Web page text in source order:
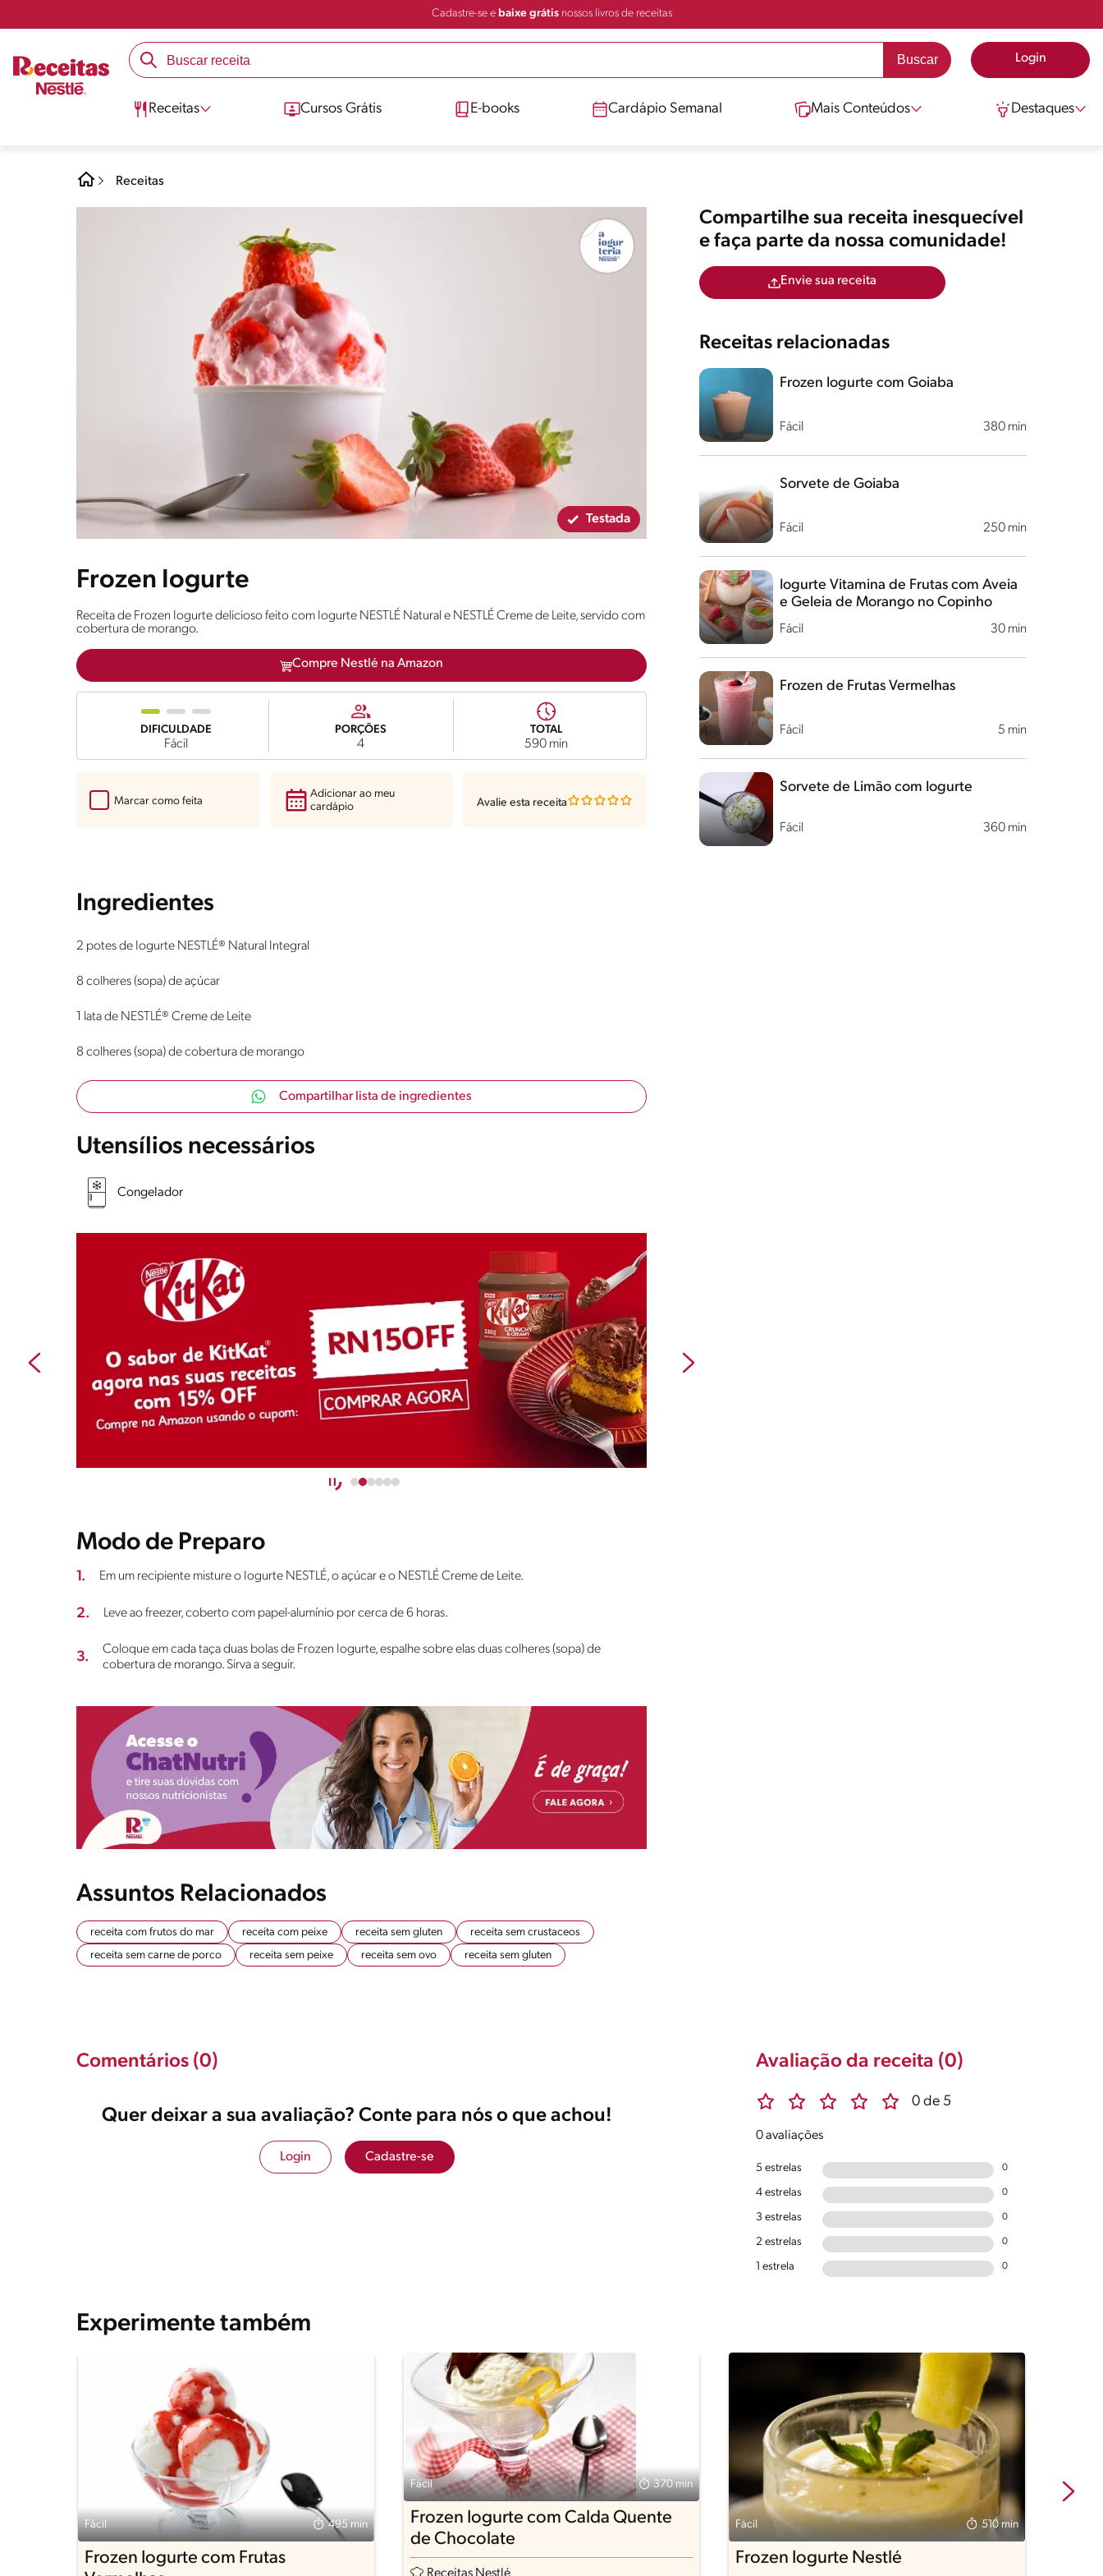
Cadastre-se e baixe grátisnossos livros de receitas
Login
Receitas Cursos Grátis E-books Cardápio Semanal Mais Conteúdos Destaques
Receitas
Testada
Frozen Iogurte
Receita de Frozen Iogurte delicioso feito com Iogurte NESTLÉ Natural e NESTLÉ Creme de Leite, servido com
cobertura de morango.
Compre Nestlé na Amazon
DIFICULDADE
Fácil
PORÇÕES
4
TOTAL
590 min
Marcar como feita
Adicionar ao meu
cardápio
Avalie esta receita
Ingredientes
2 potes de Iogurte NESTLÉ® Natural Integral
8 colheres (sopa) de açúcar
1 lata de NESTLÉ® Creme de Leite
8 colheres (sopa) de cobertura de morango
Compartilhar lista de ingredientes
Utensílios necessários
Congelador
Modo de Preparo
1. Em um recipiente misture o Iogurte NESTLÉ, o açúcar e o NESTLÉ Creme de Leite.
2. Leve ao freezer, coberto com papel-alumínio por cerca de 6 horas.
3.
Coloque em cada taça duas bolas de Frozen Iogurte, espalhe sobre elas duas colheres (sopa) de
cobertura de morango. Sirva a seguir.
Assuntos Relacionados
receita com frutos do mar receita com peixe receita sem gluten
receita sem crustaceos
receita sem carne de porco
receita sem peixe receita sem ovo receita sem gluten
Compartilhe sua receita inesquecível
e faça parte da nossa comunidade!
Envie sua receita
Receitas relacionadas
Fácil 380 min
Frozen Iogurte com Goiaba
Fácil 250 min
Sorvete de Goiaba
Fácil 30 min
Iogurte Vitamina de Frutas com Aveia
e Geleia de Morango no Copinho
Fácil 5 min
Frozen de Frutas Vermelhas
Fácil 360 min
Sorvete de Limão com Iogurte
Avaliação da receita (0)
0 de 5
0 avaliações
5 estrelas 0
4 estrelas 0
3 estrelas 0
2 estrelas 0
1 estrela 0
Comentários (0)
Quer deixar a sua avaliação? Conte para nós o que achou!
Login Cadastre-se
Experimente também
Fácil 495 min
Frozen Iogurte com Frutas
Fácil 370 min
Frozen Iogurte com Calda Quente
de Chocolate
Fácil 510 min
Frozen Iogurte Nestlé